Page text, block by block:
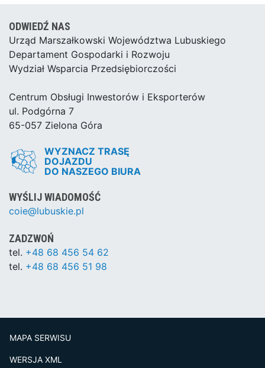
ODWIEDŹ NAS
Urząd Marszałkowski Województwa Lubuskiego
Departament Gospodarki i Rozwoju
Wydział Wsparcia Przedsiębiorczości
Centrum Obsługi Inwestorów i Eksporterów
ul. Podgórna 7
65-057 Zielona Góra
WYZNACZ TRASĘ
DOJAZDU
DO NASZEGO BIURA
WYŚLIJ WIADOMOŚĆ
coie@lubuskie.pl
ZADZWOŃ
tel. +48 68 456 54 62
tel. +48 68 456 51 98
MAPA SERWISU
WERSJA XML